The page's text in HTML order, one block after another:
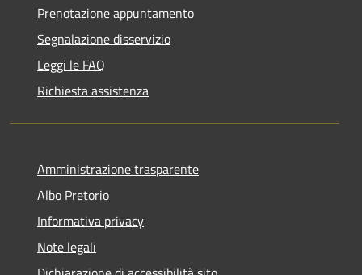
Prenotazione appuntamento
Segnalazione disservizio
Leggi le FAQ
Richiesta assistenza
Amministrazione trasparente
Albo Pretorio
Informativa privacy
Note legali